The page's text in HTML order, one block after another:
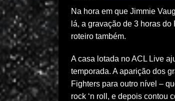
Na hora em que Jimmie
lá, a gravação de 3 horas
roteiro também.
A casa lotada no ACL Live
temporada. A aparição dos
Fighters para outro nível –
rock ‘n roll, e depois contou